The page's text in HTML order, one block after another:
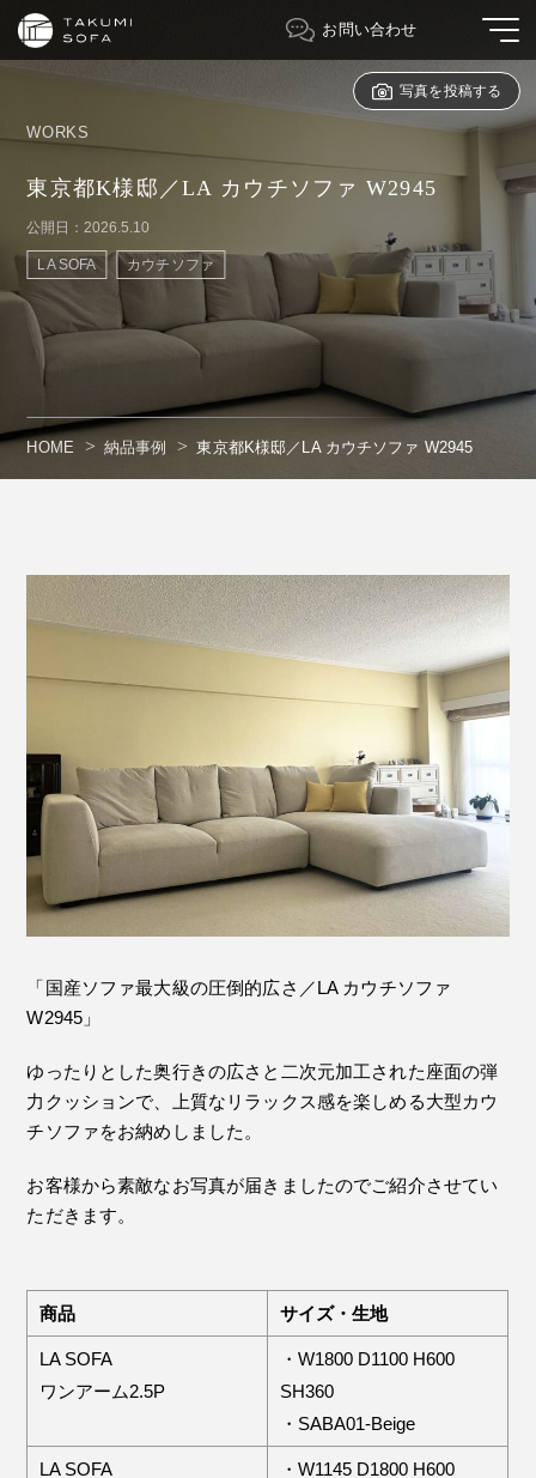
お問い合わせ
WORKS
東京都K様邸／LA カウチソファ W2945
公開日：2026.5.10
LA SOFA カウチソファ
HOME 納品事例 東京都K様邸／LA カウチソファ W2945
写真を投稿する
「国産ソファ最大級の圧倒的広さ／LA カウチソファ
W2945」
ゆったりとした奥行きの広さと二次元加工された座面の弾
力クッションで、上質なリラックス感を楽しめる大型カウ
チソファをお納めしました。
お客様から素敵なお写真が届きましたのでご紹介させてい
ただきます。
商品 サイズ・生地
LA SOFA
ワンアーム2.5P
・W1800 D1100 H600
SH360
・SABA01-Beige
LA SOFA
・W1145 D1800 H600